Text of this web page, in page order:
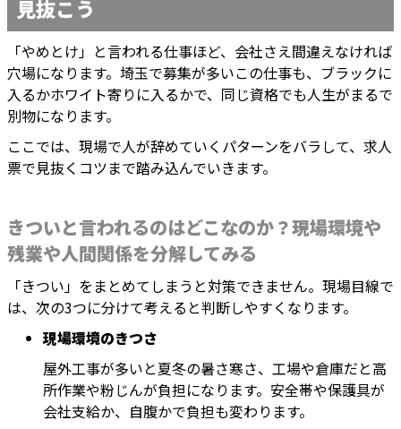
見抜こう
「やめとけ」と言われる仕事ほど、会社さえ間違えなければ
穴場になります。埼玉で募集が多いこの仕事も、ブラックに
入るかホワイト寄りに入るかで、同じ資格でも人生がまるで
別物になります。
ここでは、現場で人が辞めていくパターンをバラして、求人
票で見抜くコツまで踏み込んでいきます。
きついと言われるのはどこなのか？現場環境や
残業や人間関係を分解してみる
「きつい」をまとめてしまうと対策できません。現場目線で
は、次の3つに分けて考えると判断しやすくなります。
現場環境のきつさ
屋外工事が多いと夏冬の暑さ寒さ、工場や倉庫だと高
所作業や粉じんが負担になります。安全帯や保護具が
会社支給か、自腹かで負担も変わります。